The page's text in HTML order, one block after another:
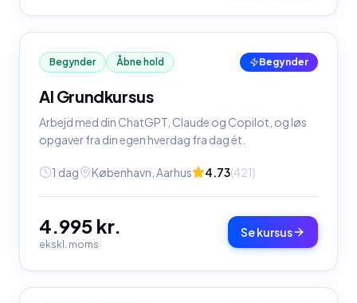
Begynder
Begynder Åbne hold
AI Grundkursus
Arbejd med din ChatGPT, Claude og Copilot, og løs
opgaver fra din egen hverdag fra dag ét.
1 dag København, Aarhus 4.73(421)
4.995 kr.
ekskl. moms
Se kursus